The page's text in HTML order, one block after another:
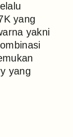
yang
yakni
yang